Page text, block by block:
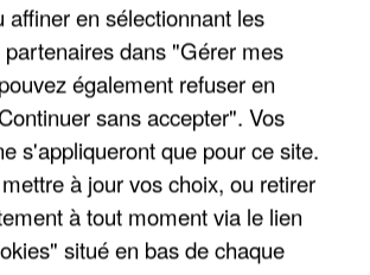
SUPPOSÉS DE LA DZ
EN ALGÉRIE
affiner en sélectionnant les
dans "Gérer mes
également refuser en
sans accepter". Vos
s'appliqueront que pour ce site.
à jour vos choix, ou retirer
à tout moment via le lien
situé en bas de chaque